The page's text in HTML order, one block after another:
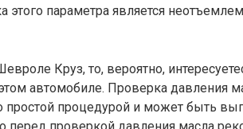
этого параметра является
Круз, то, вероятно,
автомобиле. Проверка давления
простой процедурой и может быть